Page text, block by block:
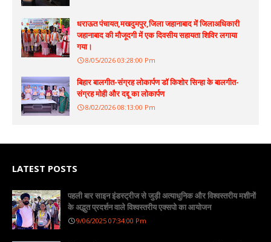
धराऊत पंचायत,मखदुमपुर,जिला जहानाबाद में जिलाअधिकारी
जहानाबाद की मौजूदगी में एक दिवसीय सहायता शिविर लगाया
गया।
8/05/2026 03:28:00 Pm
बिहार बालगीत-संग्रह लोकार्पण डॉ किशोर सिन्हा के बालगीत-
संग्रह मोही और दद्दू का लोकार्पण
8/02/2026 08:13:00 Pm
LATEST POSTS
पहली बार साइन इंडस्ट्रीज से जुड़ी अत्याधुनिक और विश्वस्तरीय मशीनों
के अद्भुत प्रदर्शन वाले विश्वस्तरीय एक्सपो का आयोजन
9/06/2025 07:34:00 Pm